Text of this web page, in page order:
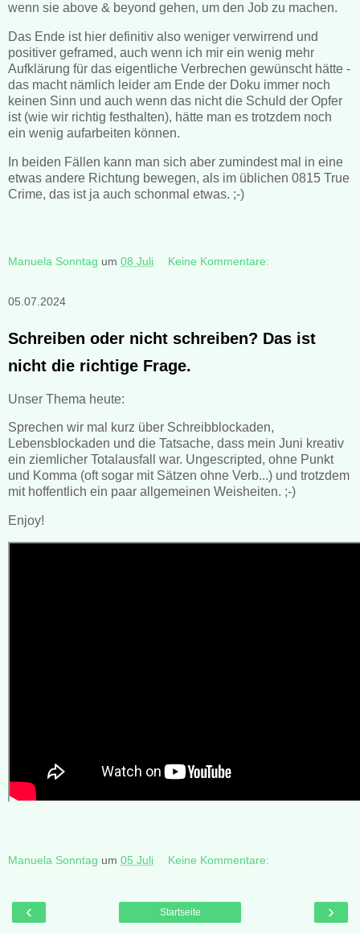
wenn sie above & beyond gehen, um den Job zu machen.
Das Ende ist hier definitiv also weniger verwirrend und
positiver geframed, auch wenn ich mir ein wenig mehr
Aufklärung für das eigentliche Verbrechen gewünscht hätte -
das macht nämlich leider am Ende der Doku immer noch
keinen Sinn und auch wenn das nicht die Schuld der Opfer
ist (wie wir richtig festhalten), hätte man es trotzdem noch
ein wenig aufarbeiten können.
In beiden Fällen kann man sich aber zumindest mal in eine
etwas andere Richtung bewegen, als im üblichen 0815 True
Crime, das ist ja auch schonmal etwas. ;-)
Manuela Sonntag um 08 Juli Keine Kommentare:
05.07.2024
Schreiben oder nicht schreiben? Das ist
nicht die richtige Frage.
Unser Thema heute:
Sprechen wir mal kurz über Schreibblockaden,
Lebensblockaden und die Tatsache, dass mein Juni kreativ
ein ziemlicher Totalausfall war. Ungescripted, ohne Punkt
und Komma (oft sogar mit Sätzen ohne Verb...) und trotzdem
mit hoffentlich ein paar allgemeinen Weisheiten. ;-)
Enjoy!
Manuela Sonntag um 05 Juli Keine Kommentare:
‹ ›
Startseite